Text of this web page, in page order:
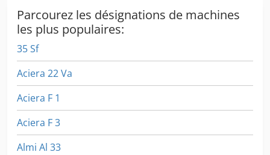
Parcourez les désignations de machines
les plus populaires:
35 Sf
Aciera 22 Va
Aciera F 1
Aciera F 3
Almi Al 33